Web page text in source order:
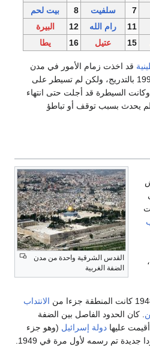
7 سلفيت 8
بيت لحم
11 رام الله 12
البيرة
15 عتيل 16 يطا
قد اخذت زمام الأمور في مدن
الضفة الغربية ابتداء من عام 1994 بالتدريج، ولكن لم تسيطر على
السيطرة قد أجلت حتى انتهاء
لم يحدث بسبب توقف أو تباطؤ
القدس الشرقية واحدة من مدن
الضفة الغربية
،
الانتداب
. كان الحدود الفاصل بين الضفة
عليها دولة إسرائيل (وهو جزء
جديدة تم رسمه لأول مرة في 1949.